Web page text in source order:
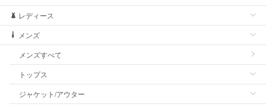
レディース
メンズ
メンズすべて
トップス
ジャケット/アウター